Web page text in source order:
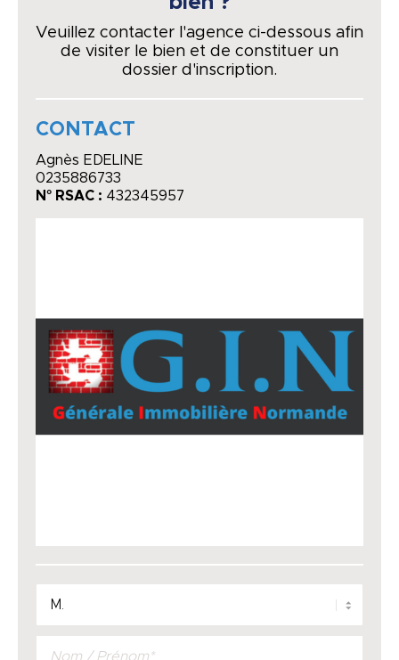
Veuillez contacter l'agence ci-dessous afin
de visiter le bien et de constituer un
dossier d'inscription.
CONTACT
Agnès EDELINE
0235886733
N° RSAC : 432345957